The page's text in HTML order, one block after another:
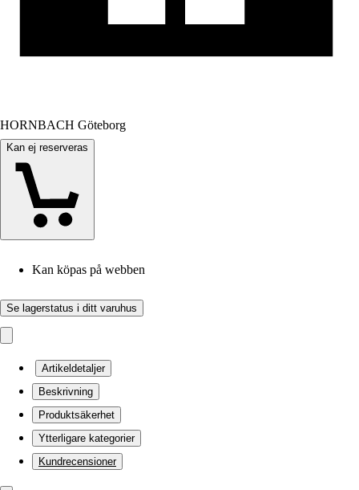
HORNBACH Göteborg
Kan ej reserveras
Kan köpas på webben
Se lagerstatus i ditt varuhus
Artikeldetaljer
Beskrivning
Produktsäkerhet
Ytterligare kategorier
Kundrecensioner